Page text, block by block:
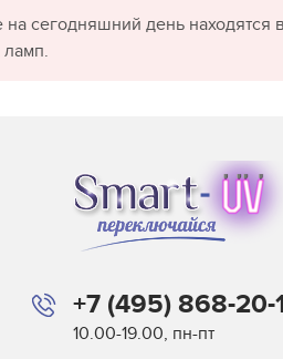
сегодняшний день находятся в
ламп.
+7 (495) 868-20-
10.00-19.00, пн-пт